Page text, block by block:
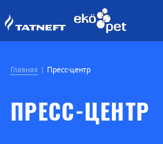
Главная Пресс-центр
ПРЕСС-ЦЕНТР